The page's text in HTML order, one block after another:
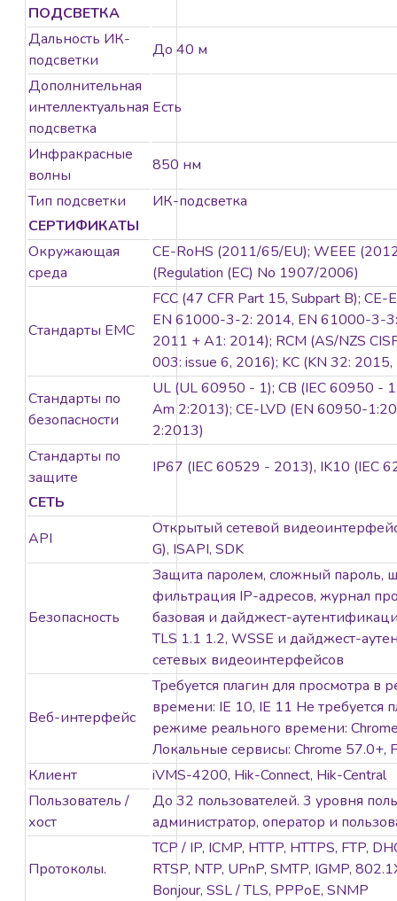
ПОДСВЕТКА
Дальность ИК-
подсветки
До 40 м
Дополнительная
интеллектуальная
подсветка
Есть
Инфракрасные
волны
850 нм
Тип подсветки
ИК-подсветка
СЕРТИФИКАТЫ
Окружающая
среда
CE-RoHS (2011/65/EU); WEEE
(Regulation (EC) No 1907/2006)
Стандарты EMC
FCC (47 CFR Part 15, Subpart B);
EN 61000-3-2: 2014, EN 61000-3-
2011 + A1: 2014); RCM (AS/NZS
003: issue 6, 2016); KC (KN 32:
Стандарты по
безопасности
UL (UL 60950 - 1); CB (IEC 60950 -
Am 2:2013); CE-LVD (EN 60950-
2:2013)
Стандарты по
защите
IP67 (IEC 60529 - 2013), IK10 (IEC
СЕТЬ
API
Открытый сетевой
G), ISAPI, SDK
Безопасность
Защита паролем, сложный пароль,
фильтрация IP-адресов, журнал
базовая и дайджест-
TLS 1.1 1.2, WSSE и дайджест-
сетевых видеоинтерфейсов
Веб-интерфейс
Требуется плагин для просмотра в
времени: IE 10, IE 11 Не требуется
режиме реального времени:
Локальные сервисы: Chrome 57.0+,
Клиент
iVMS-4200, Hik-Connect, Hik-Central
Пользователь /
хост
До 32 пользователей. 3 уровня
администратор, оператор и
Протоколы.
TCP / IP, ICMP, HTTP, HTTPS, FTP,
RTSP, NTP, UPnP, SMTP, IGMP,
Bonjour, SSL / TLS, PPPoE, SNMP